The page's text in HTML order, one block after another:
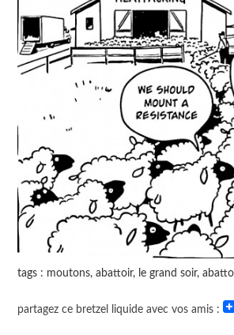
tags : moutons, abattoir, le grand soir,
partagez ce bretzel liquide avec vos amis :